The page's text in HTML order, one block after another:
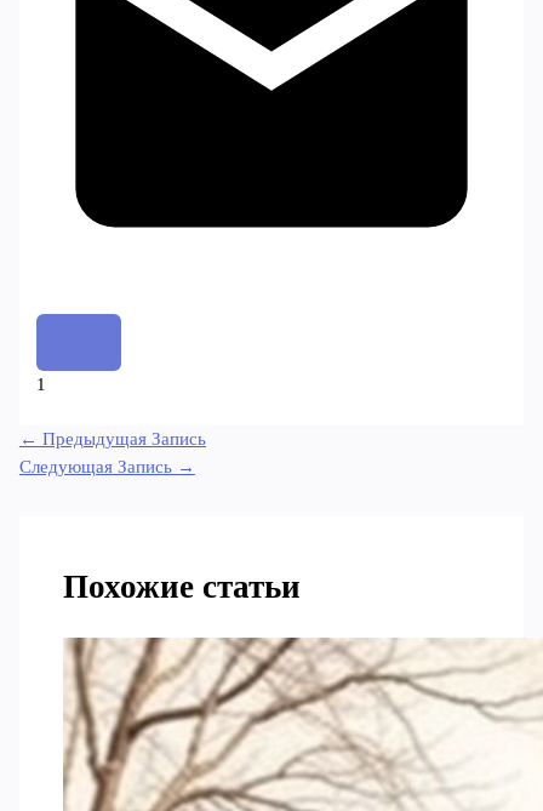
1
← Предыдущая Запись
Следующая Запись →
Похожие статьи